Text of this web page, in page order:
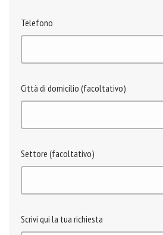
Telefono
Città di domicilio (facoltativo)
Settore (facoltativo)
Scrivi qui la tua richiesta